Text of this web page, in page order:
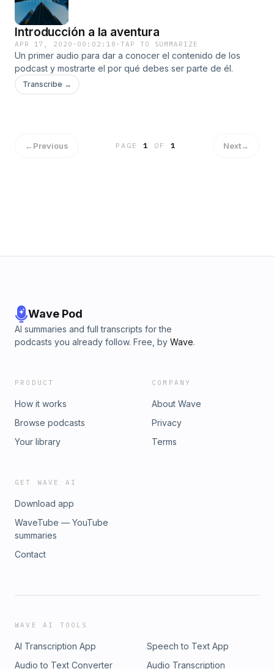
Introducción a la aventura
APR 17, 2020 · 00:02:18 ·TAP TO SUMMARIZE
Un primer audio para dar a conocer el contenido de los
podcast y mostrarte el por qué debes ser parte de él.
Transcribe →
←Previous PAGE1 OF 1 Next→
Wave Pod
AI summaries and full transcripts for the
podcasts you already follow. Free, by Wave.
PRODUCT
How it works
Browse podcasts
Your library
COMPANY
About Wave
Privacy
Terms
GET WAVE AI
Download app
WaveTube — YouTube
summaries
Contact
WAVE AI TOOLS
AI Transcription App
Speech to Text App
Audio to Text Converter
Audio Transcription